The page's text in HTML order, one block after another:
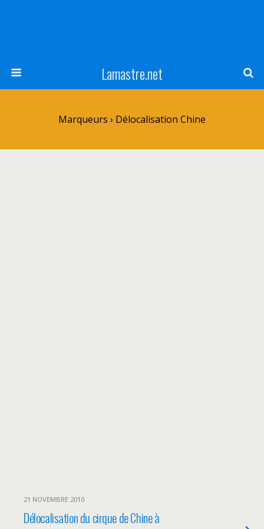
Lamastre.net
Marqueurs › Délocalisation Chine
21 NOVEMBRE 2010
Délocalisation du cirque de Chine à